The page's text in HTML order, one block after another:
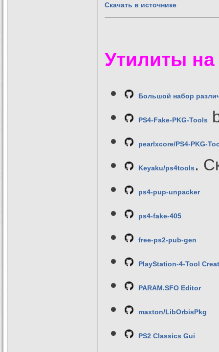
Скачать в источнике
Утилиты на
Большой набор
PS4-Fake-PKG-Tools
pearlxcore/PS4-PKG-
Keyaku/ps4tools .
ps4-pup-unpacker
ps4-fake-405
free-ps2-pub-gen
PlayStation-4-Tool
PARAM.SFO Editor
maxton/LibOrbisPkg
PS2 Classics Gui